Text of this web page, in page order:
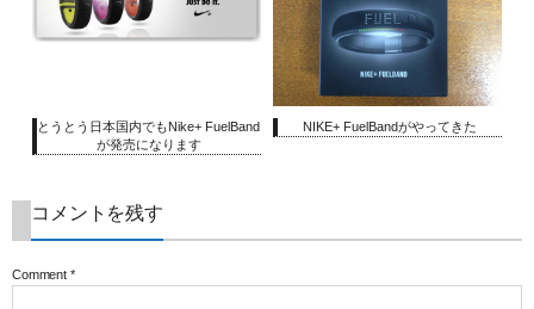
とうとう日本国内でもNike+ FuelBand
が発売になります
NIKE+ FuelBandがやってきた
コメントを残す
Comment *